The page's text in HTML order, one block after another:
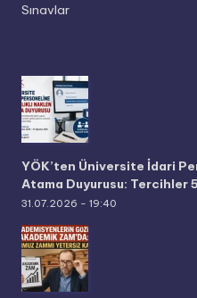
Sınavlar
YÖK’ten Üniversite İdari
Atama Duyurusu: Tercihler
31.07.2026 - 19:40